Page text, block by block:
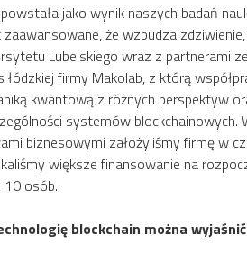
jako wynik naszych badań
zaawansowane, że wzbudza
Lubelskiego wraz z partnerami
łódzkiej firmy Makolab, z którą
kwantową z różnych perspektyw
systemów blockchainowych.
biznesowymi założyliśmy firmę w
większe finansowanie na
10 osób.
blockchain można